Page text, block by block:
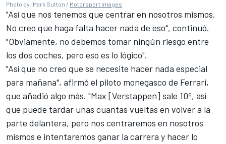
Photo by: Mark Sutton / Motorsport Images
"Así que nos tenemos que centrar en nosotros mismos.
No creo que haga falta hacer nada de eso", continuó.
"Obviamente, no debemos tomar ningún riesgo entre
los dos coches, pero eso es lo lógico".
"Así que no creo que se necesite hacer nada especial
para mañana", afirmó el piloto monegasco de Ferrari,
que añadió algo más. "Max [Verstappen] sale 10º, así
que puede tardar unas cuantas vueltas en volver a la
parte delantera, pero nos centraremos en nosotros
mismos e intentaremos ganar la carrera y hacer lo